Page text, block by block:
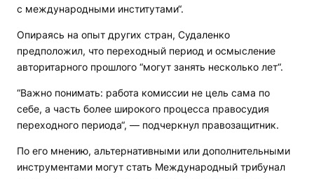
с международными институтами“.
Опираясь на опыт других стран, Судаленко
предположил, что переходный период и осмысление
авторитарного прошлого “могут занять несколько лет“.
“Важно понимать: работа комиссии не цель сама по
себе, а часть более широкого процесса правосудия
переходного периода“, — подчеркнул правозащитник.
По его мнению, альтернативными или дополнительными
инструментами могут стать Международный трибунал